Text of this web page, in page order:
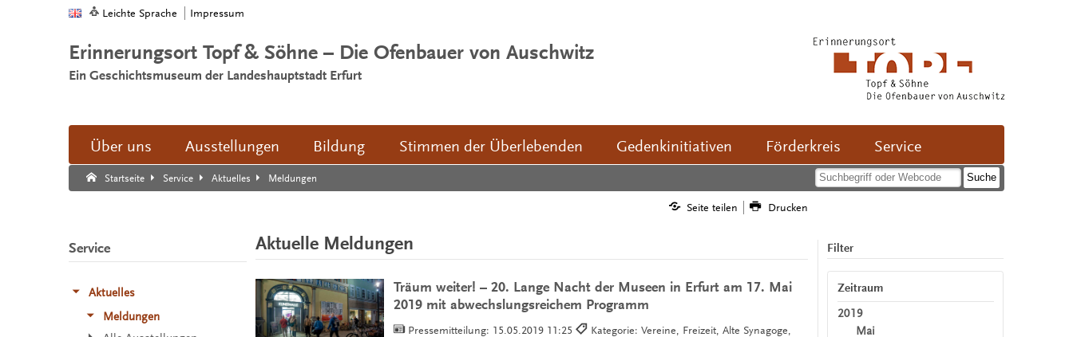
Leichte Sprache Impressum
Erinnerungsort Topf & Söhne – Die Ofenbauer von Auschwitz
Ein Geschichtsmuseum der Landeshauptstadt Erfurt
Über uns Ausstellungen Bildung Stimmen der Überlebenden Gedenkinitiativen Förderkreis Service
Startseite Service Aktuelles Meldungen
Suche:
Suche Ende.
Seite teilen Drucken
Aktuelle Meldungen
Träum weiter! – 20. Lange Nacht der Museen in Erfurt am 17. Mai
2019 mit abwechslungsreichem Programm
Pressemitteilung: 15.05.2019 11:25
Kategorie: Vereine, Freizeit, Alte Synagoge,
Filter
Zeitraum
2019
Mai
Service
Aktuelles
Meldungen